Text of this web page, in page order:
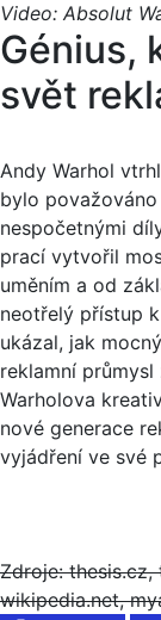
Video: Absolut
Génius,
svět
Andy Warhol
bylo
nespočetnými
prací vytvořil
uměním a od
neotřelý přístup
ukázal, jak
reklamní
Warholova
nové generace
vyjádření ve své
Zdroje: thesis.cz,
wikipedia.net,